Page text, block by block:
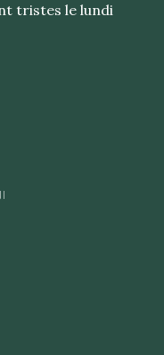
tristes le lundi